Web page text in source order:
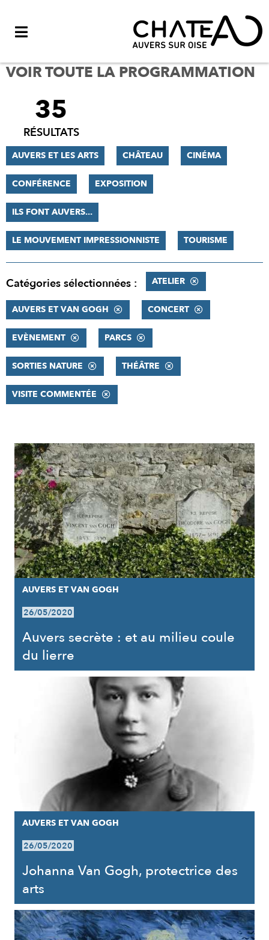
VOIR TOUTE LA PROGRAMMATION
FILTRER
RÉSULTATS
35
RÉSULTATS
AUVERS ET LES ARTS CHÂTEAU CINÉMA
CONFÉRENCE EXPOSITION
ILS FONT AUVERS...
LE MOUVEMENT IMPRESSIONNISTE TOURISME
Catégories sélectionnées : ATELIER
AUVERS ET VAN GOGH CONCERT
EVÈNEMENT PARCS
SORTIES NATURE THÉÂTRE
VISITE COMMENTÉE
RÉSULTATS
AUVERS ET VAN GOGH
26/05/2020
Auvers secrète : et au milieu coule
du lierre
AUVERS ET VAN GOGH
26/05/2020
Johanna Van Gogh, protectrice des
arts